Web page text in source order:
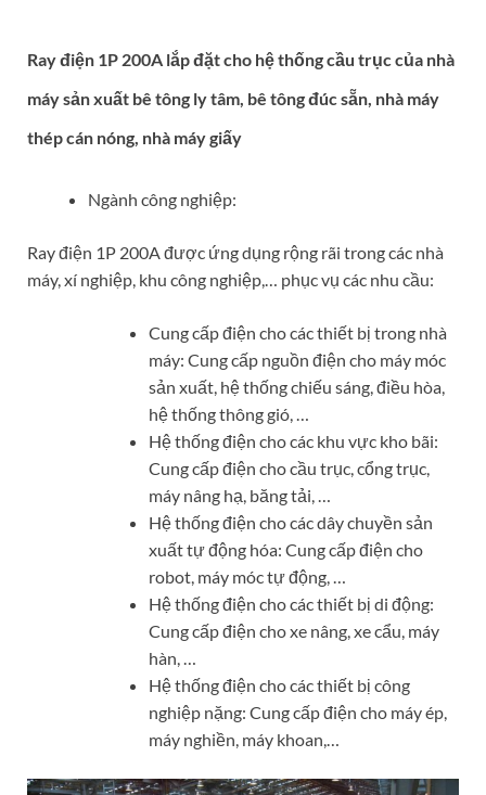
Ray điện 1P 200A lắp đặt cho hệ thống cầu trục của nhà
máy sản xuất bê tông ly tâm, bê tông đúc sẵn, nhà máy
thép cán nóng, nhà máy giấy
Ngành công nghiệp:
Ray điện 1P 200A được ứng dụng rộng rãi trong các nhà
máy, xí nghiệp, khu công nghiệp,… phục vụ các nhu cầu:
Cung cấp điện cho các thiết bị trong nhà
máy: Cung cấp nguồn điện cho máy móc
sản xuất, hệ thống chiếu sáng, điều hòa,
hệ thống thông gió, …
Hệ thống điện cho các khu vực kho bãi:
Cung cấp điện cho cầu trục, cổng trục,
máy nâng hạ, băng tải, …
Hệ thống điện cho các dây chuyền sản
xuất tự động hóa: Cung cấp điện cho
robot, máy móc tự động, …
Hệ thống điện cho các thiết bị di động:
Cung cấp điện cho xe nâng, xe cẩu, máy
hàn, …
Hệ thống điện cho các thiết bị công
nghiệp nặng: Cung cấp điện cho máy ép,
máy nghiền, máy khoan,…